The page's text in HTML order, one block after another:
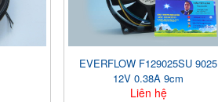
EVERFLOW F129025SU 9025
12V 0.38A 9cm
Liên hệ